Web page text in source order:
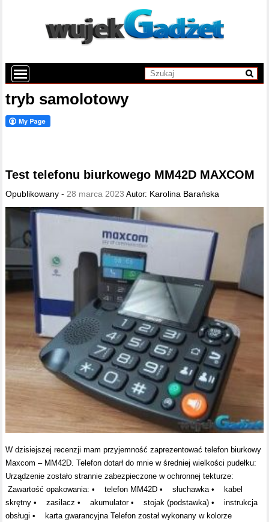
tryb samolotowy
Test telefonu biurkowego MM42D MAXCOM
Opublikowany - 28 marca 2023 Autor: Karolina Barańska
W dzisiejszej recenzji mam przyjemność zaprezentować telefon biurkowy
Maxcom – MM42D. Telefon dotarł do mnie w średniej wielkości pudełku:
Urządzenie zostało strannie zabezpieczone w ochronnej tekturze:
Zawartość opakowania: • telefon MM42D • słuchawka • kabel
skrętny • zasilacz • akumulator • stojak (podstawka) • instrukcja
obsługi • karta gwarancyjna Telefon został wykonany w kolorze